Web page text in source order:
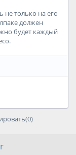
только на его
должен
будет каждый